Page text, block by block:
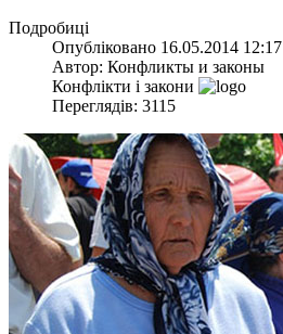
Подробиці
Опубліковано 16.05.2014 12:17
Автор: Конфликты и законы
Конфлікти і закони
Переглядів: 3115